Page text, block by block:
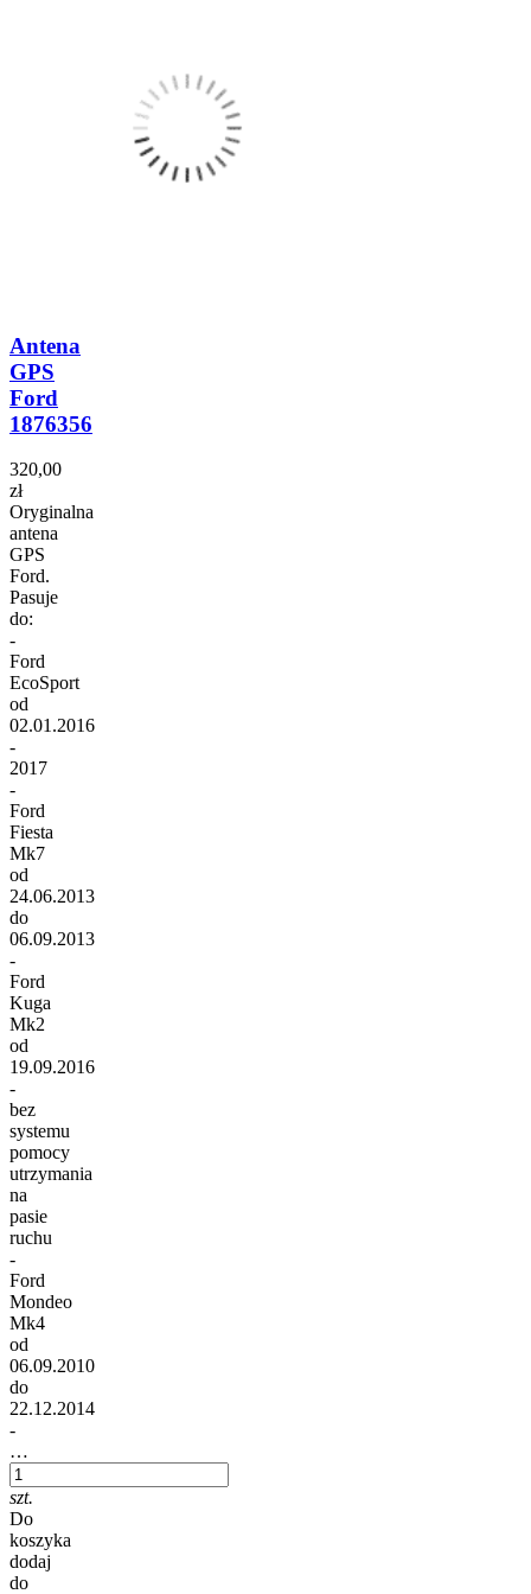
Antena
GPS
Ford
1876356
320,00
zł
Oryginalna
antena
GPS
Ford.
Pasuje
do:
-
Ford
EcoSport
od
02.01.2016
-
2017
-
Ford
Fiesta
Mk7
od
24.06.2013
do
06.09.2013
-
Ford
Kuga
Mk2
od
19.09.2016
-
bez
systemu
pomocy
utrzymania
na
pasie
ruchu
-
Ford
Mondeo
Mk4
od
06.09.2010
do
22.12.2014
-
…
szt.
Do
koszyka
dodaj
do